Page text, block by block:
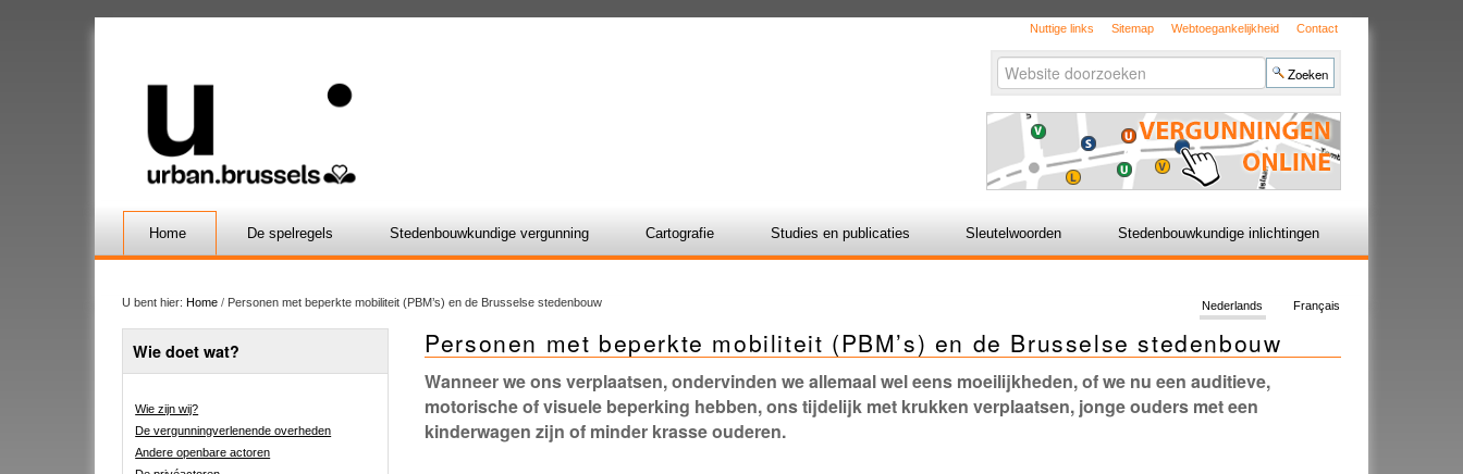
Nuttige links Sitemap Webtoegankelijkheid Contact
Zoek
zoeken...
Home De spelregels Stedenbouwkundige vergunning Cartografie Studies en publicaties Sleutelwoorden Stedenbouwkundige inlichtingen
U bent hier: Home / Personen met beperkte mobiliteit (PBM’s) en de Brusselse stedenbouw Français
Nederlands
Wie doet wat?
Wie zijn wij?
De vergunningverlenende overheden
Andere openbare actoren
Personen met beperkte mobiliteit (PBM’s) en de Brusselse stedenbouw
Wanneer we ons verplaatsen, ondervinden we allemaal wel eens moeilijkheden, of we nu een auditieve,
motorische of visuele beperking hebben, ons tijdelijk met krukken verplaatsen, jonge ouders met een
kinderwagen zijn of minder krasse ouderen.